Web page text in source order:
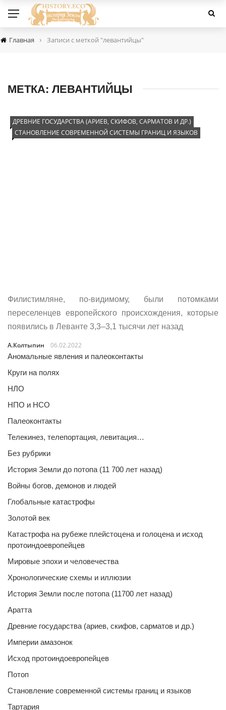
Главная › Записи с меткой "левантийцы"
МЕТКА: ЛЕВАНТИЙЦЫ
ДРЕВНИЕ ГОСУДАРСТВА (АРИЕВ, СКИФОВ, САРМАТОВ И ДР.)
СТАНОВЛЕНИЕ СОВРЕМЕННОЙ СИСТЕМЫ ГРАНИЦ И ЯЗЫКОВ
Филистимляне, по-видимому, были потомками
переселенцев европейского происхождения, которые
появились в Леванте 3,3–3,1 тысячи лет назад
А.Колтыпин
06.02.2022
Аномальные явления и палеоконтакты
Круги на полях
НЛО
НПО и НСО
Палеоконтакты
Телекинез, телепортация, левитация…
Без рубрики
История Земли до потопа (11 700 лет назад)
Войны богов, демонов и людей
Глобальные катастрофы
Золотой век
Катастрофа на рубеже плейстоцена и голоцена и исход
протоиндоевропейцев
Мировые эпохи и человечества
Хронологические схемы и иллюзии
История Земли после потопа (11700 лет назад)
Аратта
Древние государства (ариев, скифов, сарматов и др.)
Империи амазонок
Исход протоиндоевропейцев
Потоп
Становление современной системы границ и языков
Тартария